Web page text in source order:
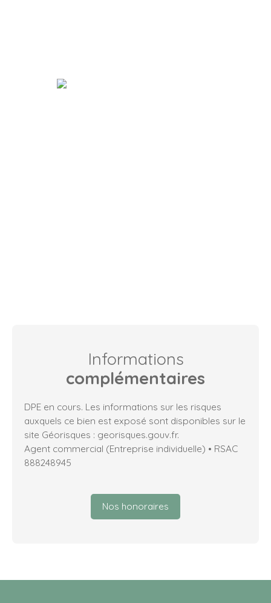
Informations
complémentaires
DPE en cours. Les informations sur les risques
auxquels ce bien est exposé sont disponibles sur le
site Géorisques : georisques.gouv.fr.
Agent commercial (Entreprise individuelle) • RSAC
888248945
Nos honoraires